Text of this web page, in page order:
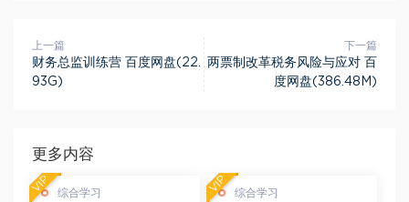
上一篇
财务总监训练营 百度网盘(22.
93G)
下一篇
两票制改革税务风险与应对 百
度网盘(386.48M)
更多内容
综合学习
VIP 综合学习
VIP